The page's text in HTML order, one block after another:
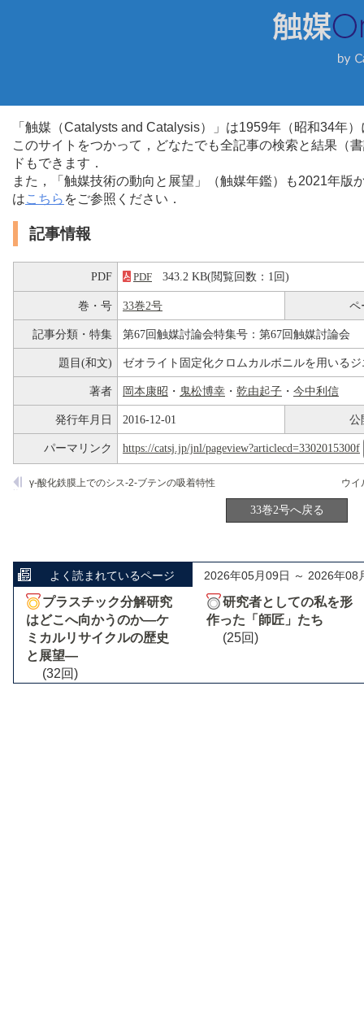
「触媒（Catalysts and Catalysis）」は1959年（昭和34年
このサイトをつかって，どなたでも全記事の検索と結果（
ドもできます．
また，「触媒技術の動向と展望」（触媒年鑑）も2021年
はこちら をご参照ください．
記事情報
PDF PDF 343.2 KB(閲覧回数：1回)
巻・号 33巻2号 ペ
記事分類・特集 第67回触媒討論会特集号：第67回触媒討論会
題目(和文) ゼオライト固定化クロムカルボニルを用いる
著者 岡本康昭 ・ 鬼松博幸 ・ 乾由起子 ・ 今中利信
発行年月日 2016-12-01 公
パーマリンク https://catsj.jp/jnl/pageview?articlecd=3302015300f
γ-酸化鉄膜上でのシス-2-ブテンの吸着特性
33巻2号へ戻る
よく読まれているページ 2026年05月09日 ～ 2026年08
プラスチック分解研究
はどこへ向かうのか―ケ
ミカルリサイクルの歴史
と展望―
(32回)
研究者としての私を形
作った「師匠」たち
(25回)